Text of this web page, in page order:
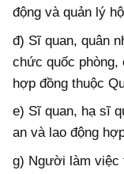
động và quản lý
đ) Sĩ quan, quân
chức quốc phòng,
hợp đồng thuộc
e) Sĩ quan, hạ sĩ
an và lao động
g) Người làm việc